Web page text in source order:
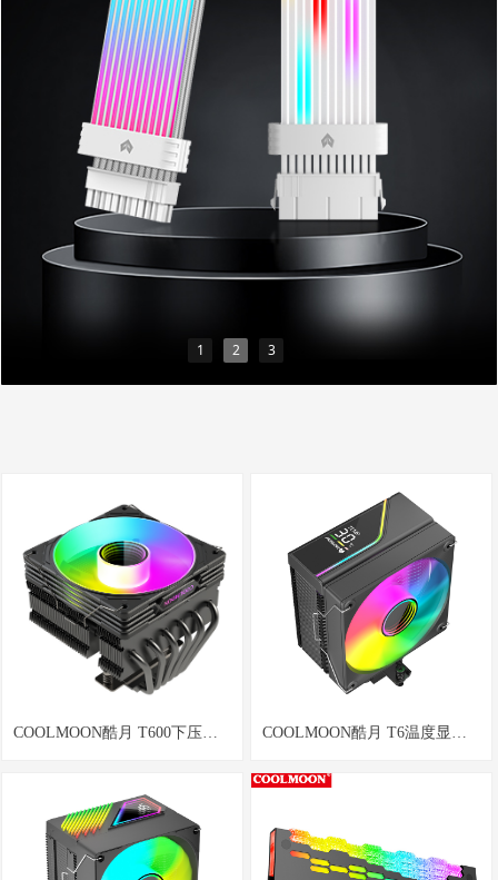
1 2 3
COOLMOON酷月 T600下压式6
12CM温控静音ARGB神光同步
高性能cpu风冷风扇
COOLMOON酷月 T6温度显示6
ARGB风扇数显电脑cpu散热器